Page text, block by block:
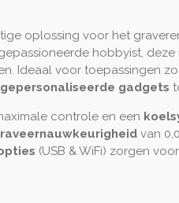
t
e
t
e
r
f
l
l
oplossing voor het
hobbyist, deze
Ideaal voor toepassingen
gepersonaliseerde gadgets
controle en een
van
(USB & WiFi) zorgen